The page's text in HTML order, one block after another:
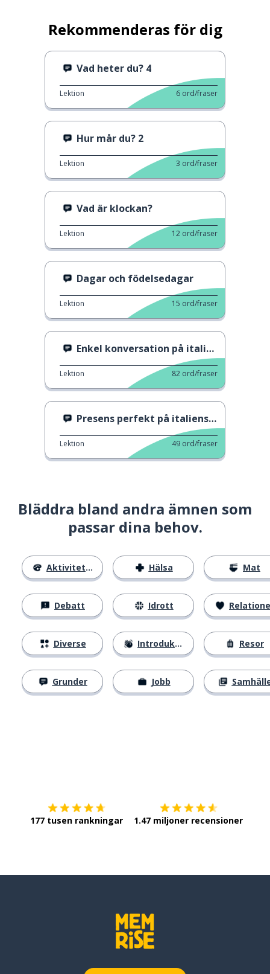
Rekommenderas för dig
Vad heter du? 4
Lektion 6 ord/fraser
Hur mår du? 2
Lektion 3 ord/fraser
Vad är klockan?
Lektion 12 ord/fraser
Dagar och födelsedagar
Lektion 15 ord/fraser
Enkel konversation på italienska
Lektion 82 ord/fraser
Presens perfekt på italienska
Lektion 49 ord/fraser
Bläddra bland andra ämnen som
passar dina behov.
Aktiviteter
Debatt
Diverse
Grunder
Hälsa
Idrott
Introduktion
Jobb
Mat
Resor
177 tusen rankningar 1.47 miljoner recensioner